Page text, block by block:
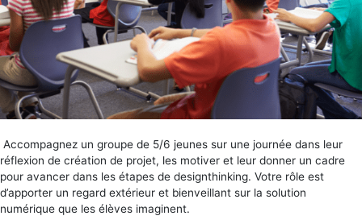
Accompagnez un groupe de 5/6 jeunes sur une journée dans leur
réflexion de création de projet, les motiver et leur donner un cadre
pour avancer dans les étapes de designthinking. Votre rôle est
d’apporter un regard extérieur et bienveillant sur la solution
numérique que les élèves imaginent.